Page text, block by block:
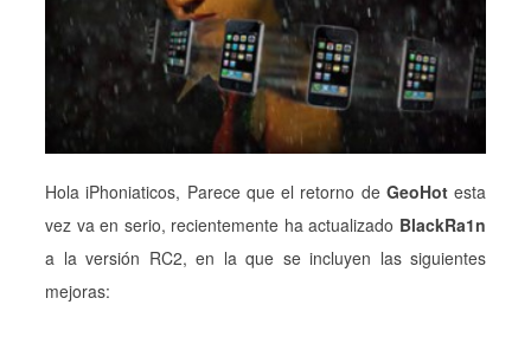
Hola iPhoniaticos, Parece que el retorno de GeoHotesta
vez va en serio, recientemente ha actualizado BlackRa1n
a la versión RC2, en la que se incluyen las siguientes
mejoras: